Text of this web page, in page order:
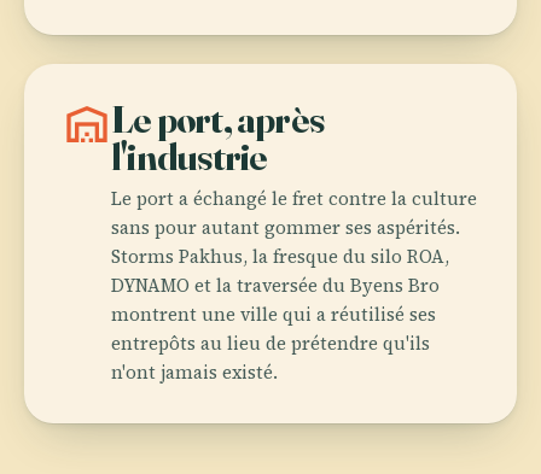
warehouseLe port, après
l'industrie
Le port a échangé le fret contre la culture
sans pour autant gommer ses aspérités.
Storms Pakhus, la fresque du silo ROA,
DYNAMO et la traversée du Byens Bro
montrent une ville qui a réutilisé ses
entrepôts au lieu de prétendre qu'ils
n'ont jamais existé.